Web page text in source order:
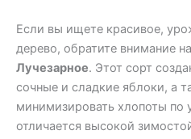
Если вы ищете красивое,
дерево, обратите внимание на
Лучезарное. Этот сорт
сочные и сладкие яблоки, а
минимизировать хлопоты по
отличается высокой